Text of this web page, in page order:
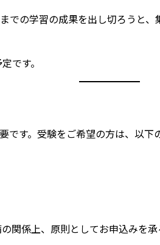
の学習の成果を出し切ろうと、
です。
す。受験をご希望の方は、以下
関係上、原則としてお申込みを